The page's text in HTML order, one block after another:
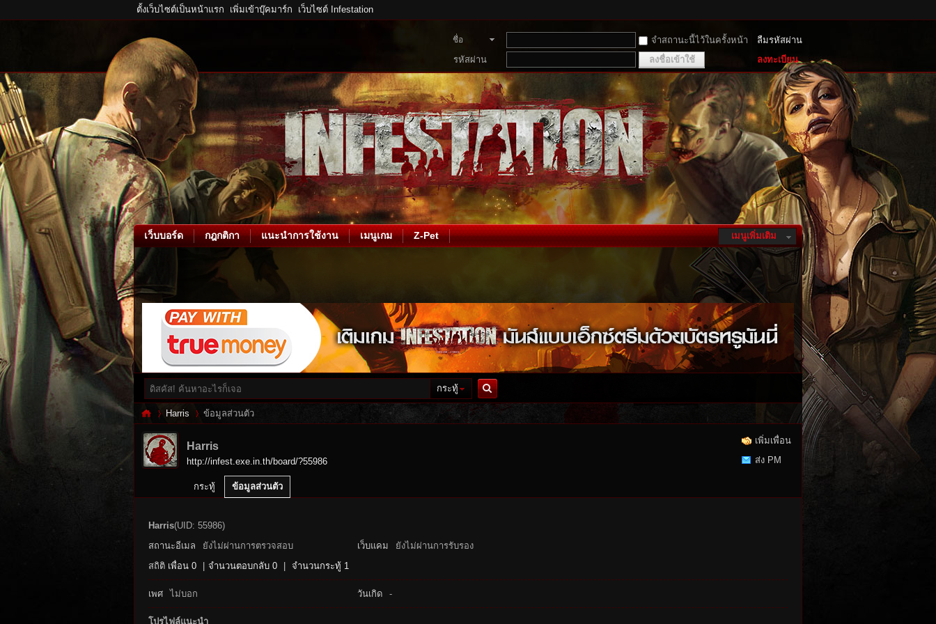
ตั้งเว็บไซต์เป็นหน้าแรก เพิ่มเข้าบุ๊คมาร์ก เว็บไซต์ Infestation
ชื่อ
สมาชิก
จำสถานะนี้ไว้ในครั้งหน้า
ลืมรหัสผ่าน
รหัสผ่าน
ลงชื่อเข้าใช้ ลงทะเบียน
เมนูเพิ่มเติม
เว็บบอร์ด กฎกติกา แนะนำการใช้งาน เมนูเกม Z-Pet
กระทู้
ค้นหา
Harris ข้อมูลส่วนตัว
เพิ่มเพื่อน
ส่ง PM
Harris
http://infest.exe.in.th/board/?55986
กระทู้ ข้อมูลส่วนตัว
Harris(UID: 55986)
สถานะอีเมล
ยังไม่ผ่านการตรวจสอบ เว็บแคม
ยังไม่ผ่านการรับรอง
สถิติ เพื่อน 0 จำนวนตอบกลับ 0 จำนวนกระทู้ 1
เพศ ไม่บอก วันเกิด -
โปรไฟล์แนะนำ